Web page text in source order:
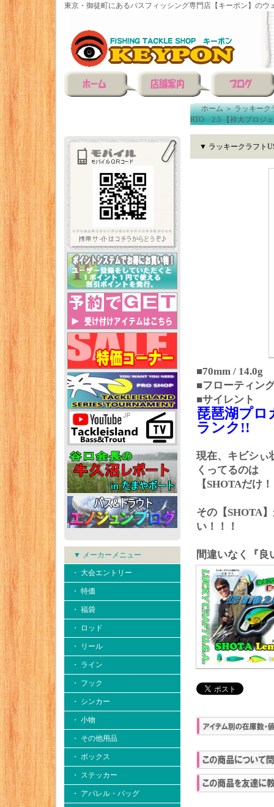
東京・御徒町にあるバスフィッシング専門店【キーポン】のウ
▼ メーカーメニュー
・ 大会エントリー
・ 特価
・ 福袋
・ ロッド
・ リール
・ ライン
・ フック
・ シンカー
・ 小物
・ その他用品
・ ボックス
・ ステッカー
・ アパレル・バッグ
ホーム＞ラッキーク
RTO 2.5 【祥大プロジ
▼ ラッキークラフト
■70mm / 14.0g
■フローティン
■サイレント
琵琶湖プロ
ランク!!
現在、キビシぃ
くってるのは
【SHOTAだけ
その【SHOTA
い！！！
間違いなく『